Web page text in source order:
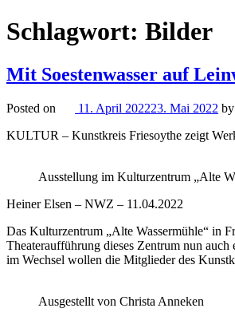
Schlagwort: Bilder
Mit Soestenwasser auf
Posted on 11. April 202223. Mai 2022 by
KULTUR – Kunstkreis Friesoythe zeigt
Ausstellung im Kulturzentrum „Alte
Heiner Elsen – NWZ – 11.04.2022
Das Kulturzentrum „Alte Wassermühle“ in
Theateraufführung dieses Zentrum nun
im Wechsel wollen die Mitglieder des
Ausgestellt von Christa Anneken